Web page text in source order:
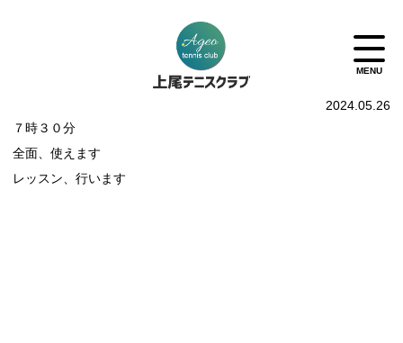
2024.05.26
７時３０分
全面、使えます
レッスン、行います